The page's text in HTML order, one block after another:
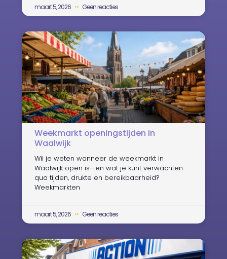
maart 5, 2026 Geen reacties
Weekmarkt openingstijden in
Waalwijk
Wil je weten wanneer de weekmarkt in
Waalwijk open is—en wat je kunt verwachten
qua tijden, drukte en bereikbaarheid?
Weekmarkten
maart 5, 2026 Geen reacties